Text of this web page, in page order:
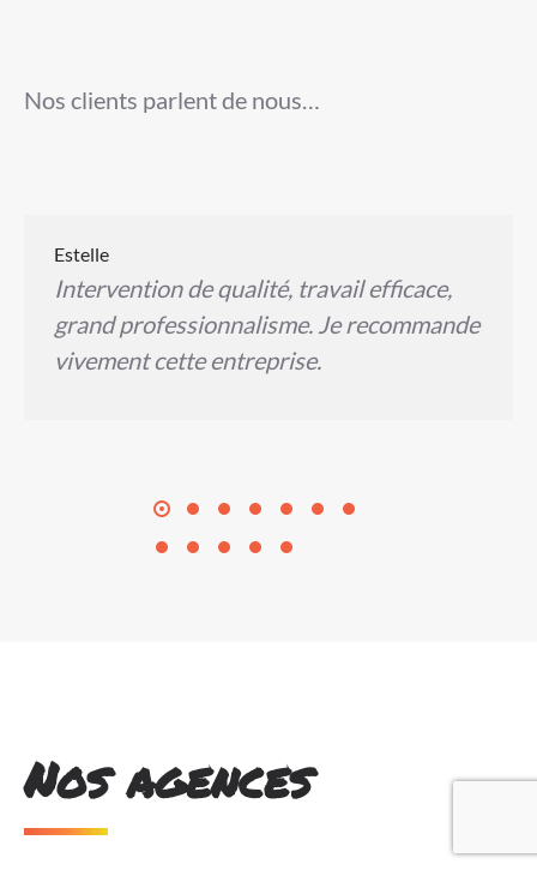
Nos clients parlent de nous…
Estelle
Intervention de qualité, travail efficace,
grand professionnalisme. Je recommande
vivement cette entreprise.
Nos agences